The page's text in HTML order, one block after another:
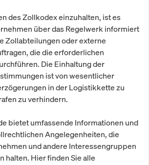
des Zollkodex einzuhalten, ist es
über das Regelwerk informiert
Zollabteilungen oder externe
die die erforderlichen
Die Einhaltung der
ist von wesentlicher
in der Logistikkette zu
zu verhindern.
bietet umfassende Informationen und
Angelegenheiten, die
und andere Interessengruppen
halten. Hier finden Sie alle